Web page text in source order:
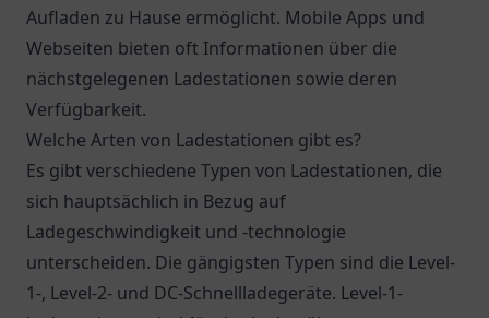
Aufladen zu Hause ermöglicht. Mobile Apps und
Webseiten bieten oft Informationen über die
nächstgelegenen Ladestationen sowie deren
Verfügbarkeit.
Welche Arten von Ladestationen gibt es?
Es gibt verschiedene Typen von Ladestationen, die
sich hauptsächlich in Bezug auf
Ladegeschwindigkeit und -technologie
unterscheiden. Die gängigsten Typen sind die Level-
1-, Level-2- und DC-Schnellladegeräte. Level-1-